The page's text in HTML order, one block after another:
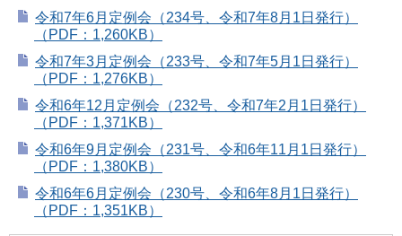
令和7年6月定例会（234号、令和7年8月1日発行）
（PDF：1,260KB）
令和7年3月定例会（233号、令和7年5月1日発行）
（PDF：1,276KB）
令和6年12月定例会（232号、令和7年2月1日発行）
（PDF：1,371KB）
令和6年9月定例会（231号、令和6年11月1日発行）
（PDF：1,380KB）
令和6年6月定例会（230号、令和6年8月1日発行）
（PDF：1,351KB）